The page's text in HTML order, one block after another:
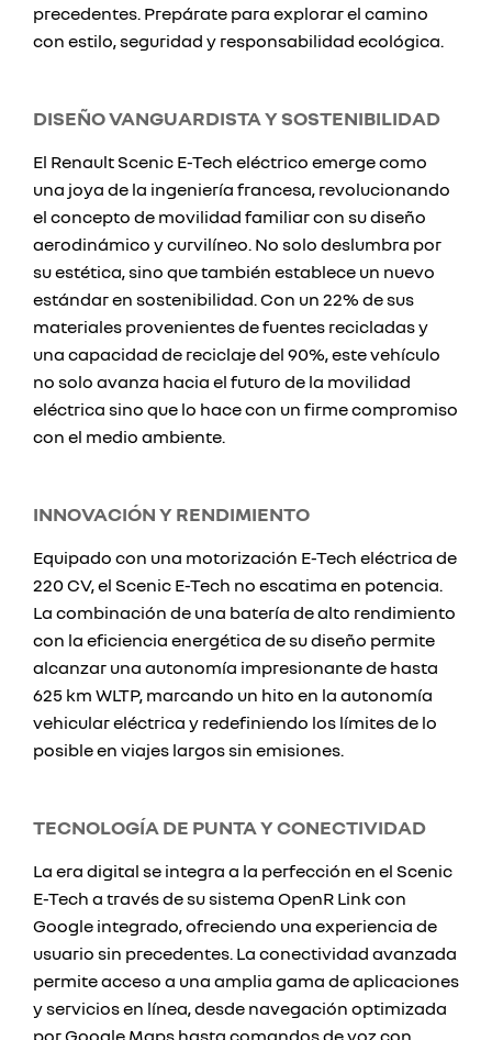
precedentes. Prepárate para explorar el camino
con estilo, seguridad y responsabilidad ecológica.
DISEÑO VANGUARDISTA Y SOSTENIBILIDAD
El Renault Scenic E-Tech eléctrico emerge como
una joya de la ingeniería francesa, revolucionando
el concepto de movilidad familiar con su diseño
aerodinámico y curvilíneo. No solo deslumbra por
su estética, sino que también establece un nuevo
estándar en sostenibilidad. Con un 22% de sus
materiales provenientes de fuentes recicladas y
una capacidad de reciclaje del 90%, este vehículo
no solo avanza hacia el futuro de la movilidad
eléctrica sino que lo hace con un firme compromiso
con el medio ambiente.
INNOVACIÓN Y RENDIMIENTO
Equipado con una motorización E-Tech eléctrica de
220 CV, el Scenic E-Tech no escatima en potencia.
La combinación de una batería de alto rendimiento
con la eficiencia energética de su diseño permite
alcanzar una autonomía impresionante de hasta
625 km WLTP, marcando un hito en la autonomía
vehicular eléctrica y redefiniendo los límites de lo
posible en viajes largos sin emisiones.
TECNOLOGÍA DE PUNTA Y CONECTIVIDAD
La era digital se integra a la perfección en el Scenic
E-Tech a través de su sistema OpenR Link con
Google integrado, ofreciendo una experiencia de
usuario sin precedentes. La conectividad avanzada
permite acceso a una amplia gama de aplicaciones
y servicios en línea, desde navegación optimizada
por Google Maps hasta comandos de voz con